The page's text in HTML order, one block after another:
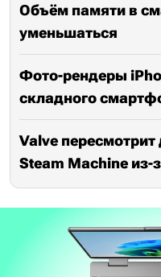
Объём памяти в
уменьшаться
Фото-рендеры
складного
Valve
Steam Machine из-